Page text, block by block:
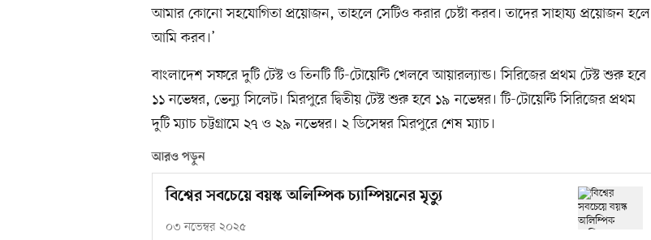
আমার কোনো সহযোগিতা প্রয়োজন, তাহলে সেটিও করার চেষ্টা করব। তাদের সাহায্য প্রয়োজন হলে
আমি করব।’
বাংলাদেশ সফরে দুটি টেস্ট ও তিনটি টি-টোয়েন্টি খেলবে আয়ারল্যান্ড। সিরিজের প্রথম টেস্ট শুরু হবে
১১ নভেম্বর, ভেন্যু সিলেট। মিরপুরে দ্বিতীয় টেস্ট শুরু হবে ১৯ নভেম্বর। টি-টোয়েন্টি সিরিজের প্রথম
দুটি ম্যাচ চট্টগ্রামে ২৭ ও ২৯ নভেম্বর। ২ ডিসেম্বর মিরপুরে শেষ ম্যাচ।
আরও পড়ুন
বিশ্বের সবচেয়ে বয়স্ক অলিম্পিক চ্যাম্পিয়নের মৃত্যু
০৩ নভেম্বর ২০২৫